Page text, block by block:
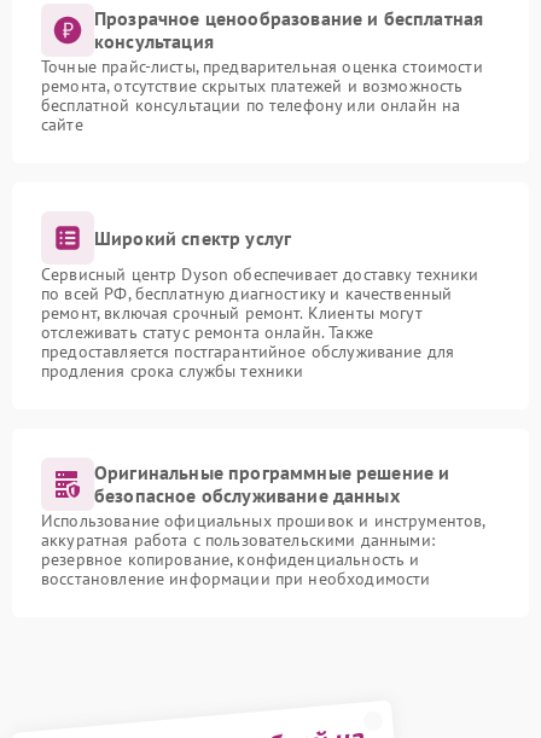
Прозрачное ценообразование и бесплатная
консультация
Точные прайс-листы, предварительная оценка стоимости
ремонта, отсутствие скрытых платежей и возможность
бесплатной консультации по телефону или онлайн на
сайте
Широкий спектр услуг
Сервисный центр Dyson обеспечивает доставку техники
по всей РФ, бесплатную диагностику и качественный
ремонт, включая срочный ремонт. Клиенты могут
отслеживать статус ремонта онлайн. Также
предоставляется постгарантийное обслуживание для
продления срока службы техники
Оригинальные программные решение и
безопасное обслуживание данных
Использование официальных прошивок и инструментов,
аккуратная работа с пользовательскими данными:
резервное копирование, конфиденциальность и
восстановление информации при необходимости